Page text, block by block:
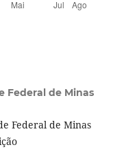
Federal de Minas
Federal de Minas